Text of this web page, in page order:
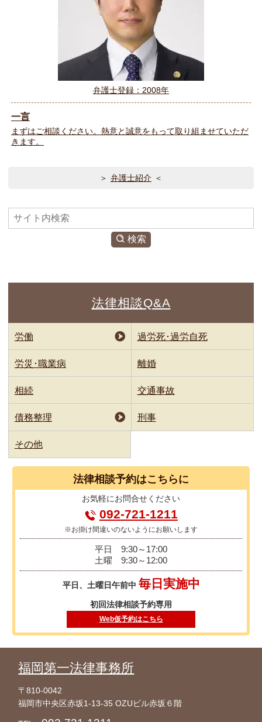
弁護士登録：2008年
一言
まずはご相談ください。熱意と誠意をもって取り組ませていただ
きます。
弁護士紹介
検
索
検索
法律相談Q&A
労働 過労死･過労自死
労災･職業病 離婚
相続 交通事故
債務整理 刑事
その他
法律相談予約はこちらに
お気軽にお問合せください
092-721-1211
※お掛け間違いのないようにお願いします
平日
9:30～17:00
土曜
9:30～12:00
平日、土曜日午前中 毎日実施中
初回法律相談予約専用
Web仮予約はこちら
福岡第一法律事務所
〒810-0042
福岡市中央区赤坂1-13-35 OZUビル赤坂６階